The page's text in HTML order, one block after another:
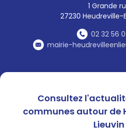
1 Grande
27230 Heudreville-
02 32 56
mairie-
Consultez
communes autour de
Lieuvin